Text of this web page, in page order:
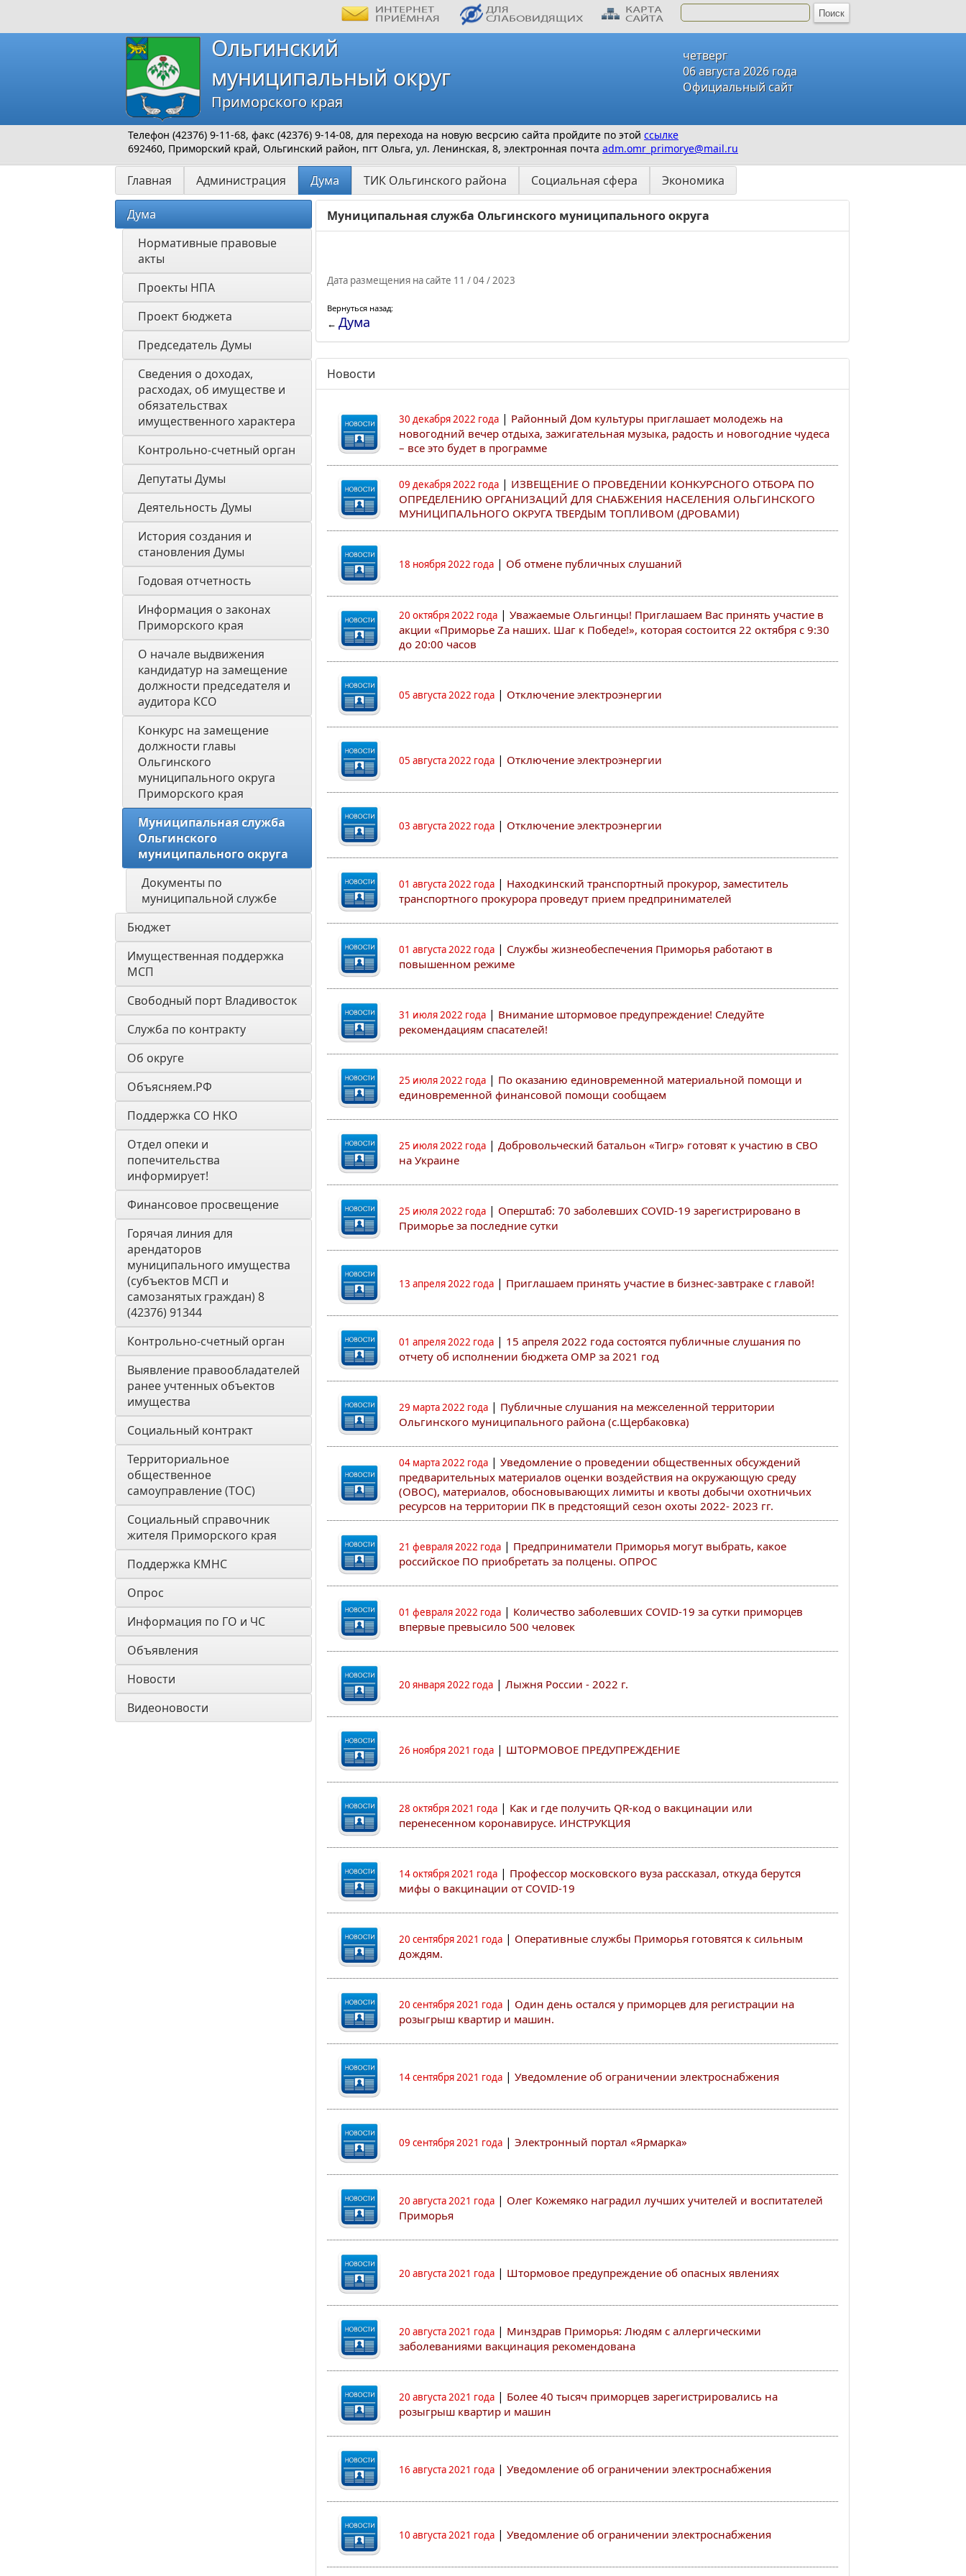
четверг
06 августа 2026 года
Официальный сайт
Ольгинский
муниципальный округ
Приморского края
Телефон (42376) 9-11-68, факс (42376) 9-14-08, для перехода на новую весрсию сайта пройдите по этой ссылке
692460, Приморский край, Ольгинский район, пгт Ольга, ул. Ленинская, 8, электронная почта adm.omr_primorye@mail.ru
Главная Администрация Дума ТИК Ольгинского района Социальная сфера Экономика
Дума
Нормативные правовые
акты
Проекты НПА
Проект бюджета
Председатель Думы
Сведения о доходах,
расходах, об имуществе и
обязательствах
имущественного характера
Контрольно-счетный орган
Депутаты Думы
Деятельность Думы
История создания и
становления Думы
Годовая отчетность
Информация о законах
Приморского края
О начале выдвижения
кандидатур на замещение
должности председателя и
аудитора КСО
Конкурс на замещение
должности главы
Ольгинского
муниципального округа
Приморского края
Муниципальная служба
Ольгинского
муниципального округа
Документы по
муниципальной службе
Бюджет
Имущественная поддержка
МСП
Свободный порт Владивосток
Служба по контракту
Об округе
Объясняем.РФ
Поддержка СО НКО
Отдел опеки и
попечительства
информирует!
Финансовое просвещение
Горячая линия для
арендаторов
муниципального имущества
(субъектов МСП и
самозанятых граждан) 8
(42376) 91344
Контрольно-счетный орган
Выявление правообладателей
ранее учтенных объектов
имущества
Социальный контракт
Территориальное
общественное
самоуправление (ТОС)
Социальный справочник
жителя Приморского края
Поддержка КМНС
Опрос
Информация по ГО и ЧС
Объявления
Новости
Видеоновости
Муниципальная служба Ольгинского муниципального округа
Дата размещения на сайте 11 / 04 / 2023
Вернуться назад:
← Дума
Новости
30 декабря 2022 года | Районный Дом культуры приглашает молодежь на
новогодний вечер отдыха, зажигательная музыка, радость и новогодние чудеса
– все это будет в программе
09 декабря 2022 года | ИЗВЕЩЕНИЕ О ПРОВЕДЕНИИ КОНКУРСНОГО ОТБОРА ПО
ОПРЕДЕЛЕНИЮ ОРГАНИЗАЦИЙ ДЛЯ СНАБЖЕНИЯ НАСЕЛЕНИЯ ОЛЬГИНСКОГО
МУНИЦИПАЛЬНОГО ОКРУГА ТВЕРДЫМ ТОПЛИВОМ (ДРОВАМИ)
18 ноября 2022 года | Об отмене публичных слушаний
20 октября 2022 года | Уважаемые Ольгинцы! Приглашаем Вас принять участие в
акции «Приморье Zа наших. Шаг к Победе!», которая состоится 22 октября с 9:30
до 20:00 часов
05 августа 2022 года | Отключение электроэнергии
05 августа 2022 года | Отключение электроэнергии
03 августа 2022 года | Отключение электроэнергии
01 августа 2022 года | Находкинский транспортный прокурор, заместитель
транспортного прокурора проведут прием предпринимателей
01 августа 2022 года | Службы жизнеобеспечения Приморья работают в
повышенном режиме
31 июля 2022 года | Внимание штормовое предупреждение! Следуйте
рекомендациям спасателей!
25 июля 2022 года | По оказанию единовременной материальной помощи и
единовременной финансовой помощи сообщаем
25 июля 2022 года | Добровольческий батальон «Тигр» готовят к участию в СВО
на Украине
25 июля 2022 года | Оперштаб: 70 заболевших COVID-19 зарегистрировано в
Приморье за последние сутки
13 апреля 2022 года | Приглашаем принять участие в бизнес-завтраке с главой!
01 апреля 2022 года | 15 апреля 2022 года состоятся публичные слушания по
отчету об исполнении бюджета ОМР за 2021 год
29 марта 2022 года | Публичные слушания на межселенной территории
Ольгинского муниципального района (с.Щербаковка)
04 марта 2022 года | Уведомление о проведении общественных обсуждений
предварительных материалов оценки воздействия на окружающую среду
(ОВОС), материалов, обосновывающих лимиты и квоты добычи охотничьих
ресурсов на территории ПК в предстоящий сезон охоты 2022- 2023 гг.
21 февраля 2022 года | Предприниматели Приморья могут выбрать, какое
российское ПО приобретать за полцены. ОПРОС
01 февраля 2022 года | Количество заболевших COVID-19 за сутки приморцев
впервые превысило 500 человек
20 января 2022 года | Лыжня России - 2022 г.
26 ноября 2021 года | ШТОРМОВОЕ ПРЕДУПРЕЖДЕНИЕ
28 октября 2021 года | Как и где получить QR-код о вакцинации или
перенесенном коронавирусе. ИНСТРУКЦИЯ
14 октября 2021 года | Профессор московского вуза рассказал, откуда берутся
мифы о вакцинации от COVID-19
20 сентября 2021 года | Оперативные службы Приморья готовятся к сильным
дождям.
20 сентября 2021 года | Один день остался у приморцев для регистрации на
розыгрыш квартир и машин.
14 сентября 2021 года | Уведомление об ограничении электроснабжения
09 сентября 2021 года | Электронный портал «Ярмарка»
20 августа 2021 года | Олег Кожемяко наградил лучших учителей и воспитателей
Приморья
20 августа 2021 года | Штормовое предупреждение об опасных явлениях
20 августа 2021 года | Минздрав Приморья: Людям с аллергическими
заболеваниями вакцинация рекомендована
20 августа 2021 года | Более 40 тысяч приморцев зарегистрировались на
розыгрыш квартир и машин
16 августа 2021 года | Уведомление об ограничении электроснабжения
10 августа 2021 года | Уведомление об ограничении электроснабжения